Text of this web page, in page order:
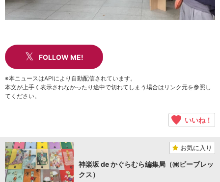
FOLLOW ME!
※本ニュースはAPIにより自動配信されています。
本文が上手く表示されなかったり途中で切れてしまう場合はリンク元を参照し
てください。
いいね！
お気に入り
神楽坂 de かぐらむら編集局（㈱ビーブレッ
クス）